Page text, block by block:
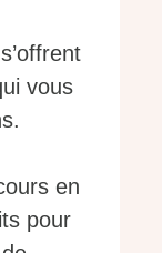
vous
en
pour